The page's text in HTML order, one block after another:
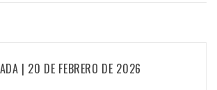
| 20 DE FEBRERO DE 2026